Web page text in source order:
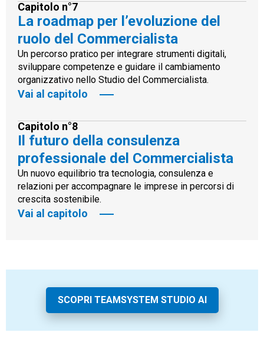
Capitolo n°7
La roadmap per l’evoluzione del
ruolo del Commercialista
Un percorso pratico per integrare strumenti digitali,
sviluppare competenze e guidare il cambiamento
organizzativo nello Studio del Commercialista.
Vai al capitolo
Capitolo n°8
Il futuro della consulenza
professionale del Commercialista
Un nuovo equilibrio tra tecnologia, consulenza e
relazioni per accompagnare le imprese in percorsi di
crescita sostenibile.
Vai al capitolo
SCOPRI TEAMSYSTEM STUDIO AI